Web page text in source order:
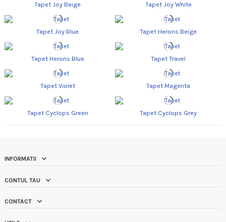
Tapet Joy Beige Tapet Joy White
Tapet Joy Blue Tapet Herons Beige
Tapet Herons Blue Tapet Travel
Tapet Violet Tapet Magenta
Tapet Cyclops Green Tapet Cyclops Grey
INFORMATII
CONTUL TAU
CONTACT